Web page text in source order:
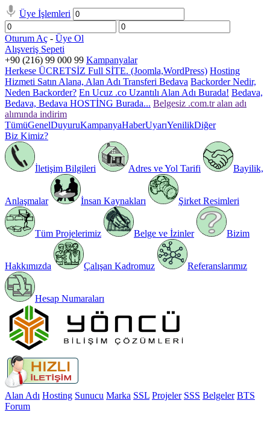
Üye İşlemleri
Oturum Aç - Üye Ol
Alışveriş Sepeti
+90 (216) 99 000 99 Kampanyalar
Herkese ÜCRETSİZ Full SİTE. (Joomla,WordPress) Hosting
Hizmeti Satın Alana, Alan Adı Transferi Bedava Backorder Nedir,
Neden Backorder? En Ucuz .co Uzantılı Alan Adı Burada! Bedava,
Bedava, Bedava HOSTİNG Burada... Belgesiz .com.tr alan adı
alımında indirim
TümüGenelDuyuruKampanyaHaberUyarıYenilikDiğer
Biz Kimiz?
İletişim Bilgileri Adres ve Yol Tarifi Bayilik,
Anlaşmalar İnsan Kaynakları Şirket Resimleri
Tüm Projelerimiz Belge ve İzinler Bizim
Hakkımızda Çalışan Kadromuz Referanslarımız
Hesap Numaraları
Alan Adı Hosting Sunucu Marka SSL Projeler SSS Belgeler BTS
Forum